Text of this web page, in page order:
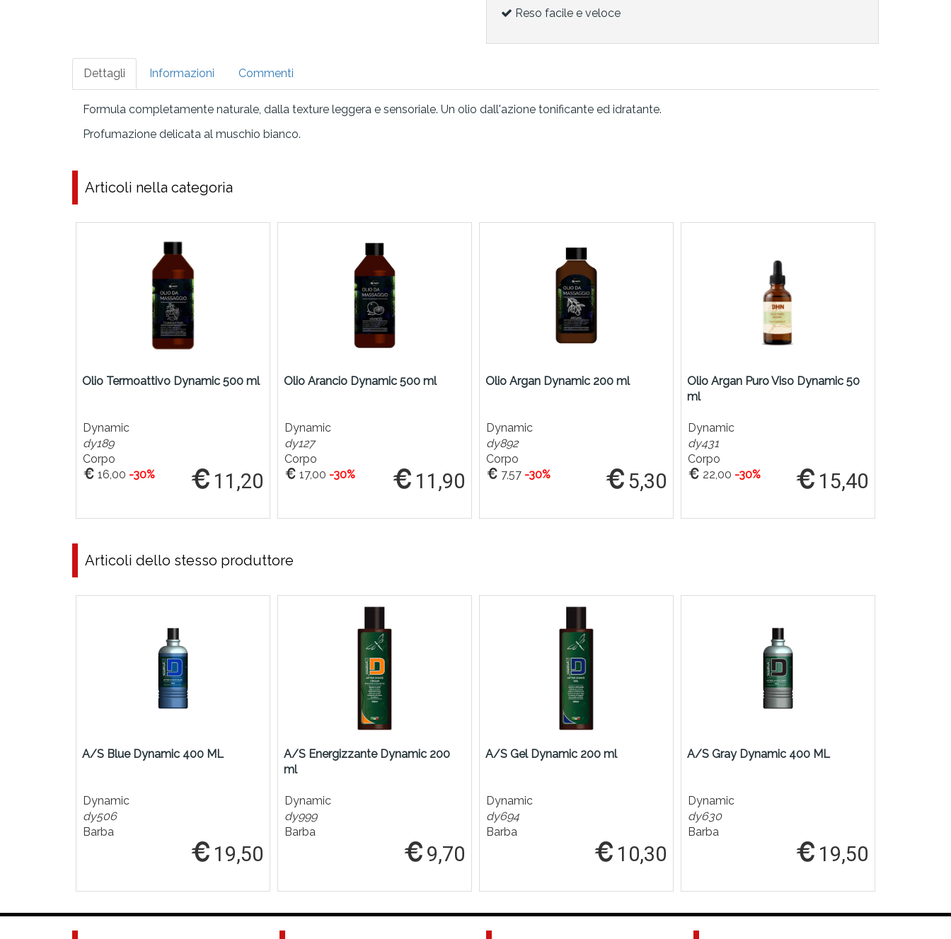
Reso facile e veloce
Dettagli Informazioni Commenti
Formula completamente naturale, dalla texture leggera e sensoriale. Un olio dall'azione tonificante ed idratante.
Profumazione delicata al muschio bianco.
Articoli nella categoria
Olio Termoattivo Dynamic 500 ml
Dynamic
dy189
Corpo
16,00 -30% 11,20
Olio Arancio Dynamic 500 ml
Dynamic
dy127
Corpo
17,00 -30% 11,90
Olio Argan Dynamic 200 ml
Dynamic
dy892
Corpo
7,57 -30% 5,30
Olio Argan Puro Viso Dynamic 50
ml
Dynamic
dy431
Corpo
22,00 -30% 15,40
Articoli dello stesso produttore
A/S Blue Dynamic 400 ML
Dynamic
dy506
Barba
19,50
A/S Energizzante Dynamic 200
ml
Dynamic
dy999
Barba
9,70
A/S Gel Dynamic 200 ml
Dynamic
dy694
Barba
10,30
A/S Gray Dynamic 400 ML
Dynamic
dy630
Barba
19,50